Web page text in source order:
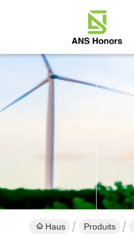
Haus Produits